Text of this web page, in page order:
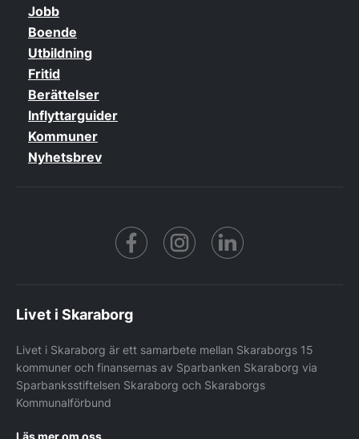
Jobb
Boende
Utbildning
Fritid
Berättelser
Inflyttarguider
Kommuner
Nyhetsbrev
Facebook https://
Livet i Skaraborg
Livet i Skaraborg är ett samarbete mellan Skaraborgs 15
kommuner och finansernas av Sparbanken Skaraborg via
Sparbanksstiftelsen Skaraborg och Skaraborgs
Kommunalförbund
Läs mer om oss